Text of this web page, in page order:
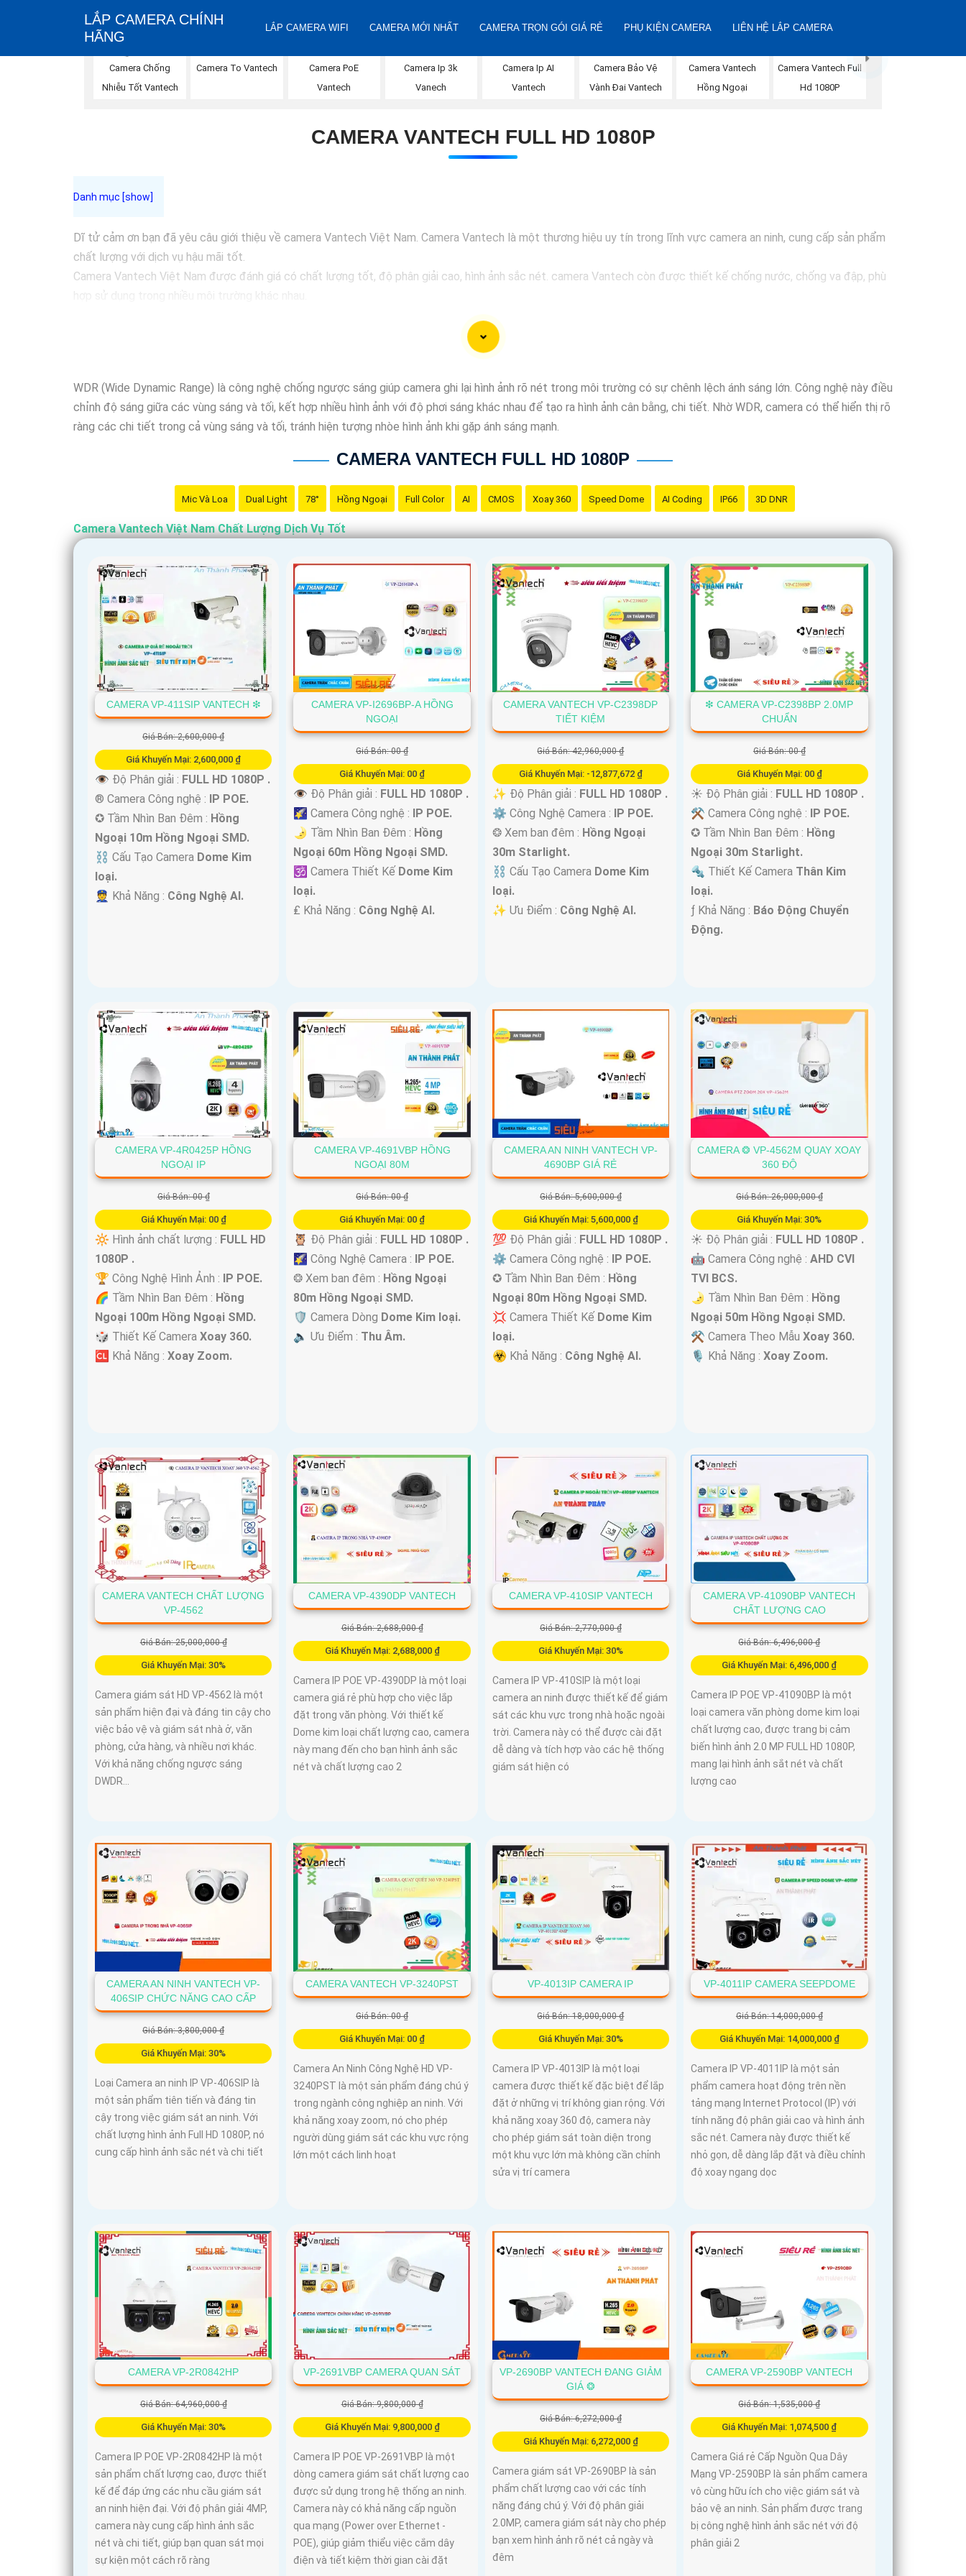
LẮP CAMERA CHÍNH
HÃNG
LẮP CAMERA WIFI CAMERA MỚI NHẤT CAMERA TRỌN GÓI GIÁ RẺ PHỤ KIỆN CAMERA LIÊN HỆ LẮP CAMERA
Camera Chống
Nhiễu Tốt Vantech
Camera To Vantech
Camera PoE
Vantech
Camera Ip 3k
Vanech
Camera Ip AI
Vantech
Camera Bảo Vệ
Vành Đai Vantech
Camera Vantech
Hồng Ngoại
Camera Vantech Full
Hd 1080P
CAMERA VANTECH FULL HD 1080P
Dĩ tử cảm ơn bạn đã yêu câu giới thiệu về camera Vantech Việt Nam. Camera Vantech là một thương hiệu uy tín trong lĩnh vực camera an ninh, cung cấp sản phẩm
chất lượng với dịch vụ hậu mãi tốt.
Camera Vantech Việt Nam được đánh giá có chất lượng tốt, độ phân giải cao, hình ảnh sắc nét. camera Vantech còn được thiết kế chống nước, chống va đập, phù
Nếu bạn cần thêm thông tin chi tiết về sản phẩm hay muốn tư vấn, hãy liên hệ với đại lý phân phối chính thức của Vantech để được hỗ trợ tốt nhất.
WDR (Wide Dynamic Range) là công nghệ chống ngược sáng giúp camera ghi lại hình ảnh rõ nét trong môi trường có sự chênh lệch ánh sáng lớn. Công nghệ này điều
chỉnh độ sáng giữa các vùng sáng và tối, kết hợp nhiều hình ảnh với độ phơi sáng khác nhau để tạo ra hình ảnh cân bằng, chi tiết. Nhờ WDR, camera có thể hiển thị rõ
ràng các chi tiết trong cả vùng sáng và tối, tránh hiện tượng nhòe hình ảnh khi gặp ánh sáng mạnh.
CAMERA VANTECH FULL HD 1080P
Mic Và Loa Dual Light 78° Hồng Ngoại Full Color AI CMOS Xoay 360 Speed Dome AI Coding IP66 3D DNR
Camera Vantech Việt Nam Chất Lượng Dịch Vụ Tốt
CAMERA VP-411SIP VANTECH ❇
Giá Bán: 2,600,000 ₫
Giá Khuyến Mại: 2,600,000 ₫
👁 Độ Phân giải : FULL HD 1080P .
®️ Camera Công nghệ : IP POE.
✪ Tầm Nhìn Ban Đêm : Hồng
Ngoại 10m Hồng Ngoại SMD.
⛓ Cấu Tạo Camera Dome Kim
loại.
️👮 Khả Năng : Công Nghệ AI.
CAMERA VP-I2696BP-A HỒNG
NGOẠI
Giá Bán: 00 ₫
Giá Khuyến Mại: 00 ₫
👁 Độ Phân giải : FULL HD 1080P .
🌠 Camera Công nghệ : IP POE.
🌛 Tầm Nhìn Ban Đêm : Hồng
Ngoại 60m Hồng Ngoại SMD.
🕉️ Camera Thiết Kế Dome Kim
loại.
️₤ Khả Năng : Công Nghệ AI.
CAMERA VANTECH VP-C2398DP
TIẾT KIỆM
Giá Bán: 42,960,000 ₫
Giá Khuyến Mại: -12,877,672 ₫
✨ Độ Phân giải : FULL HD 1080P .
⚙ Công Nghệ Camera : IP POE.
❂ Xem ban đêm : Hồng Ngoại
30m Starlight.
⛓ Cấu Tạo Camera Dome Kim
loại.
️✨ Ưu Điểm : Công Nghệ AI.
❇ CAMERA VP-C2398BP 2.0MP
CHUẨN
Giá Bán: 00 ₫
Giá Khuyến Mại: 00 ₫
☀️ Độ Phân giải : FULL HD 1080P .
⚒ Camera Công nghệ : IP POE.
✪ Tầm Nhìn Ban Đêm : Hồng
Ngoại 30m Starlight.
🔩 Thiết Kế Camera Thân Kim
loại.
️ƒ Khả Năng : Báo Động Chuyển
Động.
CAMERA VP-4R0425P HỒNG
NGOẠI IP
Giá Bán: 00 ₫
Giá Khuyến Mại: 00 ₫
🔆 Hình ảnh chất lượng : FULL HD
1080P .
🏆 Công Nghệ Hình Ảnh : IP POE.
🌈 Tầm Nhìn Ban Đêm : Hồng
Ngoại 100m Hồng Ngoại SMD.
🎲 Thiết Kế Camera Xoay 360.
️🆑 Khả Năng : Xoay Zoom.
CAMERA VP-4691VBP HỒNG
NGOẠI 80M
Giá Bán: 00 ₫
Giá Khuyến Mại: 00 ₫
🦉 Độ Phân giải : FULL HD 1080P .
🌠 Công Nghệ Camera : IP POE.
❂ Xem ban đêm : Hồng Ngoại
80m Hồng Ngoại SMD.
🛡 Camera Dòng Dome Kim loại.
️🔈 Ưu Điểm : Thu Âm.
CAMERA AN NINH VANTECH VP-
4690BP GIÁ RẺ
Giá Bán: 5,600,000 ₫
Giá Khuyến Mại: 5,600,000 ₫
💯 Độ Phân giải : FULL HD 1080P .
⚙ Camera Công nghệ : IP POE.
✪ Tầm Nhìn Ban Đêm : Hồng
Ngoại 80m Hồng Ngoại SMD.
💢 Camera Thiết Kế Dome Kim
loại.
️☣️ Khả Năng : Công Nghệ AI.
CAMERA ❂ VP-4562M QUAY XOAY
360 ĐỘ
Giá Bán: 26,000,000 ₫
Giá Khuyến Mại: 30%
☀️ Độ Phân giải : FULL HD 1080P .
🤖️ Camera Công nghệ :AHD CVI
TVI BCS.
🌛 Tầm Nhìn Ban Đêm : Hồng
Ngoại 50m Hồng Ngoại SMD.
⚒ Camera Theo MẫuXoay 360.
️🎙 Khả Năng :Xoay Zoom.
CAMERA VANTECH CHẤT LƯỢNG
VP-4562
Giá Bán: 25,000,000 ₫
Giá Khuyến Mại: 30%
Camera giám sát HD VP-4562 là một
sản phẩm hiện đại và đáng tin cậy cho
việc bảo vệ và giám sát nhà ở, văn
phòng, cửa hàng, và nhiều nơi khác.
Với khả năng chống ngược sáng
DWDR...
CAMERA VP-4390DP VANTECH
Giá Bán: 2,688,000 ₫
Giá Khuyến Mại: 2,688,000 ₫
Camera IP POE VP-4390DP là một loại
camera giá rẻ phù hợp cho việc lắp
đặt trong văn phòng. Với thiết kế
Dome kim loại chất lượng cao, camera
này mang đến cho bạn hình ảnh sắc
nét và chất lượng cao 2
CAMERA VP-410SIP VANTECH
Giá Bán: 2,770,000 ₫
Giá Khuyến Mại: 30%
Camera IP VP-410SIP là một loại
camera an ninh được thiết kế để giám
sát các khu vực trong nhà hoặc ngoài
trời. Camera này có thể được cài đặt
dễ dàng và tích hợp vào các hệ thống
giám sát hiện có
CAMERA VP-41090BP VANTECH
CHẤT LƯỢNG CAO
Giá Bán: 6,496,000 ₫
Giá Khuyến Mại: 6,496,000 ₫
Camera IP POE VP-41090BP là một
loại camera văn phòng dome kim loại
chất lượng cao, được trang bị cảm
biến hình ảnh 2.0 MP FULL HD 1080P,
mang lại hình ảnh sắt nét và chất
lượng cao
CAMERA AN NINH VANTECH VP-
406SIP CHỨC NĂNG CAO CẤP
Giá Bán: 3,800,000 ₫
Giá Khuyến Mại: 30%
Loại Camera an ninh IP VP-406SIP là
một sản phẩm tiên tiến và đáng tin
cậy trong việc giám sát an ninh. Với
chất lượng hình ảnh Full HD 1080P, nó
cung cấp hình ảnh sắc nét và chi tiết
CAMERA VANTECH VP-3240PST
Giá Bán: 00 ₫
Giá Khuyến Mại: 00 ₫
Camera An Ninh Công Nghệ HD VP-
3240PST là một sản phẩm đáng chú ý
trong ngành công nghiệp an ninh. Với
khả năng xoay zoom, nó cho phép
người dùng giám sát các khu vực rộng
lớn một cách linh hoạt
VP-4013IP CAMERA IP
Giá Bán: 18,000,000 ₫
Giá Khuyến Mại: 30%
Camera IP VP-4013IP là một loại
camera được thiết kế đặc biệt để lắp
đặt ở những vị trí không gian rộng. Với
khả năng xoay 360 độ, camera này
cho phép giám sát toàn diện trong
một khu vực lớn mà không cần chỉnh
sửa vị trí camera
VP-4011IP CAMERA SEEPDOME
Giá Bán: 14,000,000 ₫
Giá Khuyến Mại: 14,000,000 ₫
Camera IP VP-4011IP là một sản
phẩm camera hoạt động trên nền
tảng mạng Internet Protocol (IP) với
tính năng độ phân giải cao và hình ảnh
sắc nét. Camera này được thiết kế
nhỏ gọn, dễ dàng lắp đặt và điều chỉnh
độ xoay ngang dọc
CAMERA VP-2R0842HP
Giá Bán: 64,960,000 ₫
Giá Khuyến Mại: 30%
Camera IP POE VP-2R0842HP là một
sản phẩm chất lượng cao, được thiết
kế để đáp ứng các nhu cầu giám sát
an ninh hiện đại. Với độ phân giải 4MP,
camera này cung cấp hình ảnh sắc
nét và chi tiết, giúp bạn quan sát mọi
sự kiện một cách rõ ràng
VP-2691VBP CAMERA QUAN SÁT
Giá Bán: 9,800,000 ₫
Giá Khuyến Mại: 9,800,000 ₫
Camera IP POE VP-2691VBP là một
dòng camera giám sát chất lượng cao
được sử dụng trong hệ thống an ninh.
Camera này có khả năng cấp nguồn
qua mạng (Power over Ethernet -
POE), giúp giảm thiểu việc cắm dây
điện và tiết kiệm thời gian cài đặt
VP-2690BP VANTECH ĐANG GIẢM
GIÁ ❂
Giá Bán: 6,272,000 ₫
Giá Khuyến Mại: 6,272,000 ₫
Camera giám sát VP-2690BP là sản
phẩm chất lượng cao với các tính
năng đáng chú ý. Với độ phân giải
2.0MP, camera giám sát này cho phép
bạn xem hình ảnh rõ nét cả ngày và
đêm
CAMERA VP-2590BP VANTECH
Giá Bán: 1,535,000 ₫
Giá Khuyến Mại: 1,074,500 ₫
Camera Giá rẻ Cấp Nguồn Qua Dây
Mạng VP-2590BP là sản phẩm camera
vô cùng hữu ích cho việc giám sát và
bảo vệ an ninh. Sản phẩm được trang
bị công nghệ hình ảnh sắc nét với độ
phân giải 2